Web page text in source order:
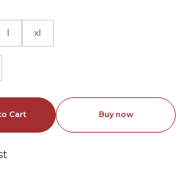
l xl
Cart Buy now